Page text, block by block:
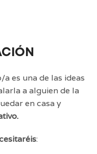
es una de las ideas
a alguien de la
en casa y
: